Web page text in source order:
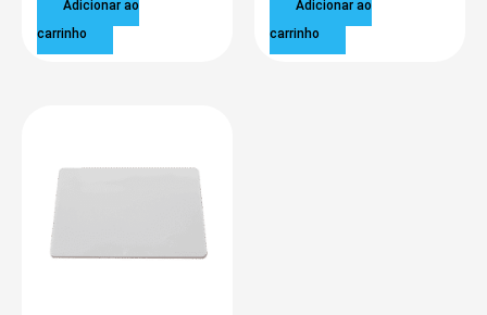
Adicionar ao
carrinho
Adicionar ao
carrinho